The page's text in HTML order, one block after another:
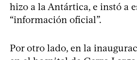
hizo a la Antártica, e instó a
“información oficial”.
Por otro lado, en la